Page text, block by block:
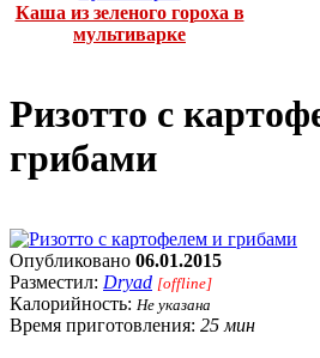
Каша из зеленого гороха в
мультиварке
Ризотто с
грибами
Опубликовано 06.01.2015
Разместил: Dryad [offline]
Калорийность: Не указана
Время приготовления: 25 мин